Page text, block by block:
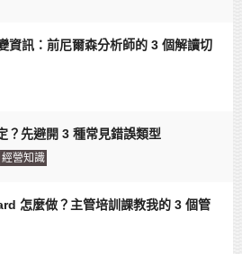
資訊：前尼爾森分析師的 3 個解讀切
？先避開 3 種常見錯誤類型
經營知識
怎麼做？主管培訓課教我的 3 個管